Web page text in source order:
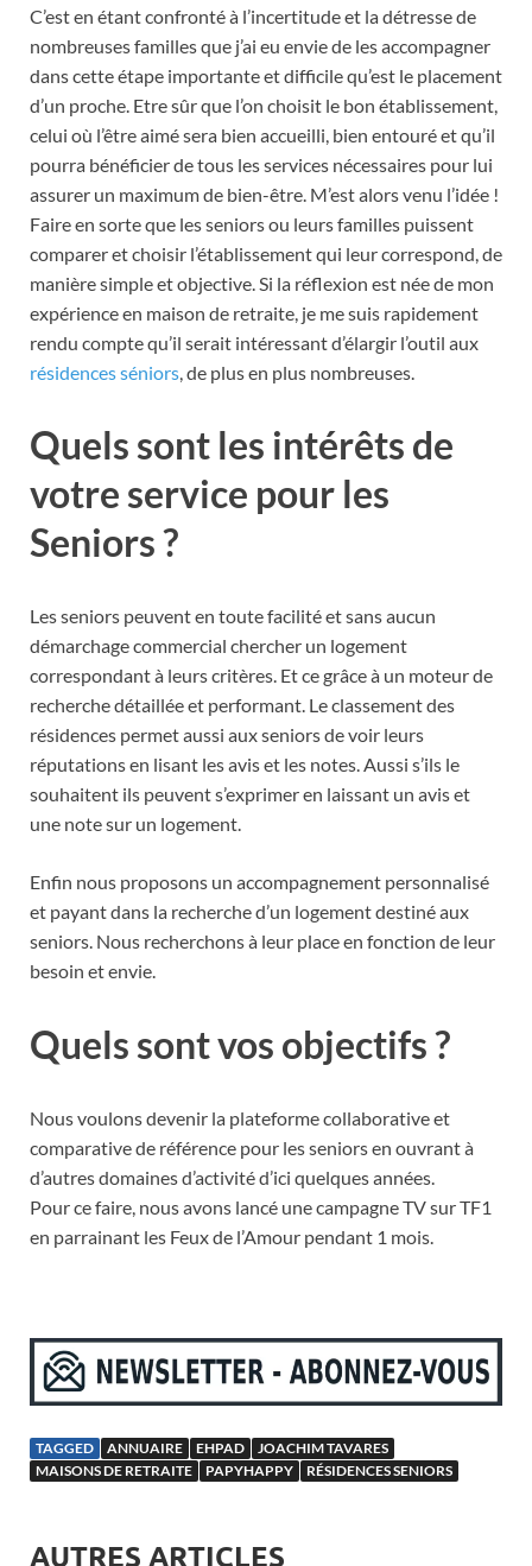
C’est en étant confronté à l’incertitude et la détresse de
nombreuses familles que j’ai eu envie de les accompagner
dans cette étape importante et difficile qu’est le placement
d’un proche. Etre sûr que l’on choisit le bon établissement,
celui où l’être aimé sera bien accueilli, bien entouré et qu’il
pourra bénéficier de tous les services nécessaires pour lui
assurer un maximum de bien-être. M’est alors venu l’idée !
Faire en sorte que les seniors ou leurs familles puissent
comparer et choisir l’établissement qui leur correspond, de
manière simple et objective. Si la réflexion est née de mon
expérience en maison de retraite, je me suis rapidement
rendu compte qu’il serait intéressant d’élargir l’outil aux
résidences séniors , de plus en plus nombreuses.
Quels sont les intérêts de
votre service pour les
Seniors ?
Les seniors peuvent en toute facilité et sans aucun
démarchage commercial chercher un logement
correspondant à leurs critères. Et ce grâce à un moteur de
recherche détaillée et performant. Le classement des
résidences permet aussi aux seniors de voir leurs
réputations en lisant les avis et les notes. Aussi s’ils le
souhaitent ils peuvent s’exprimer en laissant un avis et
une note sur un logement.
Enfin nous proposons un accompagnement personnalisé
et payant dans la recherche d’un logement destiné aux
seniors. Nous recherchons à leur place en fonction de leur
besoin et envie.
Quels sont vos objectifs ?
Nous voulons devenir la plateforme collaborative et
comparative de référence pour les seniors en ouvrant à
d’autres domaines d’activité d’ici quelques années.
Pour ce faire, nous avons lancé une campagne TV sur TF1
en parrainant les Feux de l’Amour pendant 1 mois.
TAGGED ANNUAIRE EHPAD
JOACHIM TAVARES
MAISONS DE RETRAITE
PAPYHAPPY RÉSIDENCES SENIORS
AUTRES ARTICLES